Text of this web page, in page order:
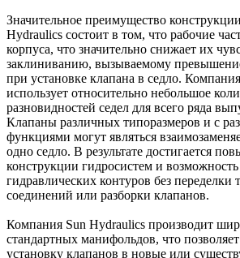
Значительное преимущество
Hydraulics состоит в том, что рабочие
корпуса, что значительно снижает их
заклиниванию, вызываемому
при установке клапана в седло.
использует относительно небольшое
разновидностей седел для всего ряда
Клапаны различных типоразмеров и с
функциями могут являться
одно седло. В результате достигается
конструкции гидросистем и
гидравлических контуров без переделки
соединений или разборки клапанов.
Компания Sun Hydraulics производит
стандартных манифольдов, что
установку клапанов в новые или